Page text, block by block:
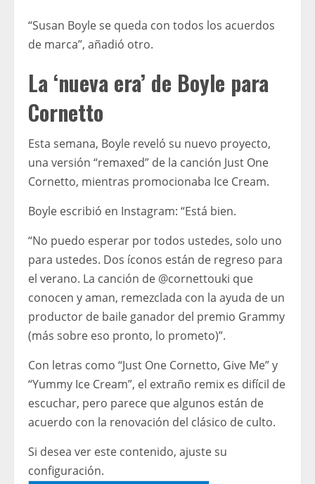
“Susan Boyle se queda con todos los acuerdos
de marca”, añadió otro.
La ‘nueva era’ de Boyle para
Cornetto
Esta semana, Boyle reveló su nuevo proyecto,
una versión “remaxed” de la canción Just One
Cornetto, mientras promocionaba Ice Cream.
Boyle escribió en Instagram: “Está bien.
“No puedo esperar por todos ustedes, solo uno
para ustedes. Dos íconos están de regreso para
el verano. La canción de @cornettouki que
conocen y aman, remezclada con la ayuda de un
productor de baile ganador del premio Grammy
(más sobre eso pronto, lo prometo)”.
Con letras como “Just One Cornetto, Give Me” y
“Yummy Ice Cream”, el extraño remix es difícil de
escuchar, pero parece que algunos están de
acuerdo con la renovación del clásico de culto.
Si desea ver este contenido, ajuste su
configuración.